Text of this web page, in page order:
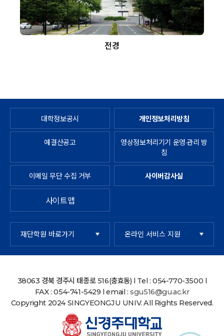
전경
대학정보공시 개인정보처리방침
예결산공고
영상정보처리기기 운영·관리 방
침
이메일 무단 수집 거부 사이버감사실
사이트맵
재단학원 바로가기 온라인 서비스 지원
38063 경북 경주시 태종로 516(충효동) l Tel : 054-770-3500 l
FAX : 054-741-5429 l email :sgu516@gu.ac.kr
Copyright 2024 SINGYEONGJU UNIV. All Rights Reserved.